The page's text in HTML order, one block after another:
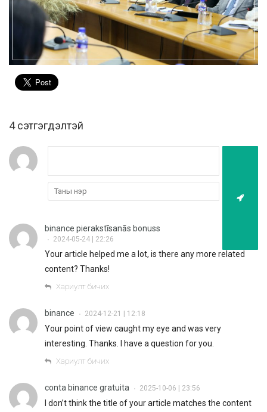
4 cэтгэгдэлтэй
binance pierakstīsanās bonuss
• 2024-05-24 | 22:26
Your article helped me a lot, is there any more related
content? Thanks!
Хариулт бичих
binance • 2024-12-21 | 12:18
Your point of view caught my eye and was very
interesting. Thanks. I have a question for you.
Хариулт бичих
conta binance gratuita • 2025-10-06 | 23:56
I don’t think the title of your article matches the content